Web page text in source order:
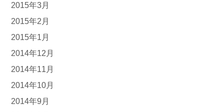
2015年3月
2015年2月
2015年1月
2014年12月
2014年11月
2014年10月
2014年9月